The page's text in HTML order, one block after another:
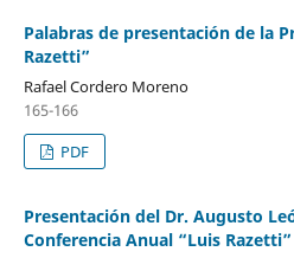
Palabras de presentación de la
Razetti”
Rafael Cordero Moreno
165-166
PDF
Presentación del Dr. Augusto
Conferencia Anual “Luis Razetti”